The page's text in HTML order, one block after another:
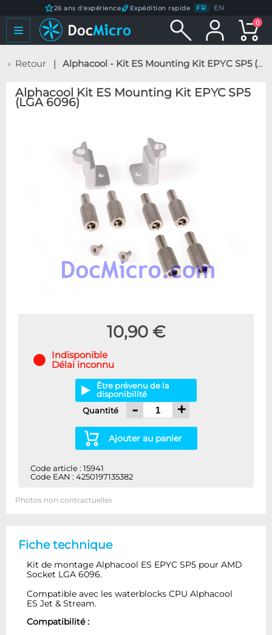
26 ans d'expérience Expédition rapide FR / EN
0
Retour Alphacool - Kit ES Mounting Kit EPYC SP5 (LGA 6096)
Alphacool Kit ES Mounting Kit EPYC SP5
(LGA 6096)
10,90 €
Indisponible
Délai inconnu
Être prévenu de la
disponibilité
Quantité
- +
Ajouter au panier
Code article : 15941
Code EAN : 4250197135382
Photos non contractuelles
Fiche technique
Kit de montage Alphacool ES EPYC SP5 pour AMD
Socket LGA 6096.
Compatible avec les waterblocks CPU Alphacool
ES Jet & Stream.
Compatibilité :